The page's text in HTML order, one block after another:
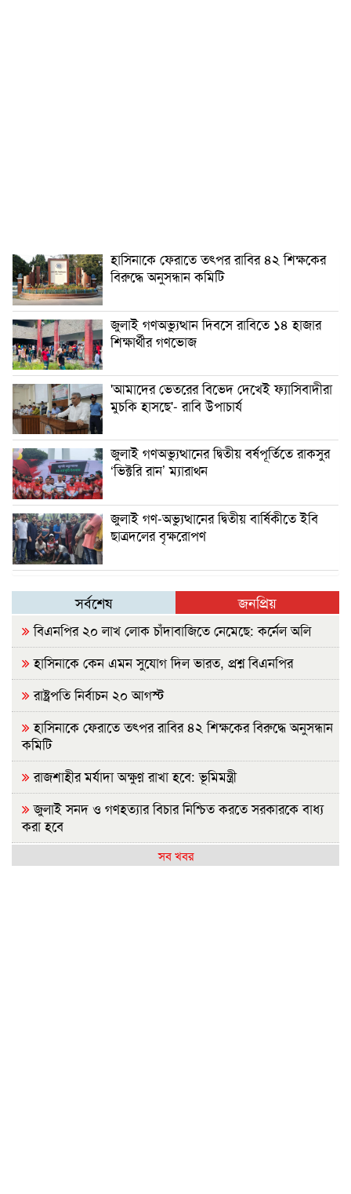
হাসিনাকে ফেরাতে তৎপর রাবির ৪২ শিক্ষকের
বিরুদ্ধে অনুসন্ধান কমিটি
জুলাই গণঅভ্যুত্থান দিবসে রাবিতে ১৪ হাজার
শিক্ষার্থীর গণভোজ
'আমাদের ভেতরের বিভেদ দেখেই ফ্যাসিবাদীরা
মুচকি হাসছে'- রাবি উপাচার্য
জুলাই গণঅভ্যুত্থানের দ্বিতীয় বর্ষপূর্তিতে রাকসুর
‘ভিক্টরি রান’ ম্যারাথন
জুলাই গণ-অভ্যুত্থানের দ্বিতীয় বার্ষিকীতে ইবি
ছাত্রদলের বৃক্ষরোপণ
সর্বশেষ জনপ্রিয়
বিএনপির ২০ লাখ লোক চাঁদাবাজিতে নেমেছে: কর্নেল অলি
হাসিনাকে কেন এমন সুযোগ দিল ভারত, প্রশ্ন বিএনপির
রাষ্ট্রপতি নির্বাচন ২০ আগস্ট
হাসিনাকে ফেরাতে তৎপর রাবির ৪২ শিক্ষকের বিরুদ্ধে অনুসন্ধান
কমিটি
রাজশাহীর মর্যাদা অক্ষুণ্ন রাখা হবে: ভূমিমন্ত্রী
জুলাই সনদ ও গণহত্যার বিচার নিশ্চিত করতে সরকারকে বাধ্য
করা হবে
জুলাই গণঅভ্যুত্থান দিবসে রাবিতে ১৪ হাজার শিক্ষার্থীর গণভোজ
সব খবর